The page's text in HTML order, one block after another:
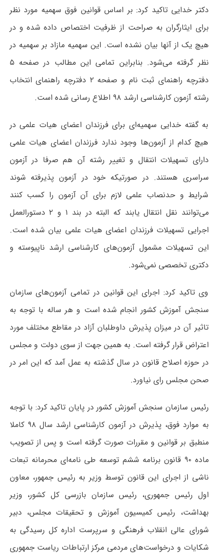
دکتر خدایی تاکید کرد: بر اساس قوانین فوق سهمیه مورد نظر
برای ایثارگران به صراحت از ظرفیت اختصاص داده شده و در
هیچ یک از آنها بیان نشده است. این سهمیه مازاد بر سهمیه در
نظر گرفته می‌شود. بنابراین تمامی این مطالب در صفحه ۵
دفترچه راهنمای ثبت نام و صفحه ۲ دفترچه راهنمای انتخاب
رشته آزمون کارشناسی ارشد ۹۸ اطلاع رسانی شده است.
به گفته خدایی سهمیه‌ای برای فرزندان اعضای هیات علمی در
هیچ کدام از آزمون‌ها وجود ندارد فرزندان اعضای هیات علمی
دارای تسهیلات انتقال و تغییر رشته آن هم صرفا در آزمون
سراسری هستند. در صورتیکه خود در آزمون پذیرفته شوند
شرایط و حدنصاب علمی لازم برای آن آزمون را کسب کنند
می‌توانند نقل انتقال یابند که البته در بند ۱ و ۲ دستورالعمل
اجرایی تسهیلات فرزندان اعضای هیات علمی بیان شده است.
این تسهیلات مشمول آزمون‌های کارشناسی ارشد ناپیوسته و
دکتری تخصصی نمی‌شود.
وی تاکید کرد: اجرای این قوانین در تمامی آزمون‌های سازمان
سنجش آموزش کشور انجام شده است و هر ساله با توجه به
تاثیر آن در میزان پذیرش داوطلبان آزاد در مقاطع مختلف مورد
اعتراض قرار گرفته است. به همین جهت از سوی دولت و مجلس
در حوزه اصلاح قانون در سال گذشته به عمل آمد که این امر در
صحن مجلس رای نیاورد.
رئیس سازمان سنجش آموزش کشور در پایان تاکید کرد: با توجه
به موارد فوق، پذیرش در آزمون کارشناسی ارشد سال ۹۸ کاملا
منطبق بر قوانین و مقررات صورت گرفته است و پس از تصویب
ماده ۹۰ قانون برنامه ششم توسعه طی نامه‌ای محرمانه تبعات
ناشی از اجرای این قانون توسط وزیر به رئیس جمهور، معاون
اول رئیس جمهوری، رئیس سازمان بازرسی کل کشور، وزیر
بهداشت، رئیس کمیسیون آموزش و تحقیقات مجلس، دبیر
شورای عالی انقلاب فرهنگی و سرپرست اداره کل رسیدگی به
شکایات و درخواست‌های مردمی مرکز ارتباطات ریاست جمهوری